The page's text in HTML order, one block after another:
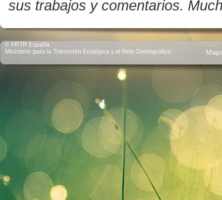
sus trabajos y comentarios.
© PRTR España
Ministerio para la Transición Ecológica y el Reto Demográfico